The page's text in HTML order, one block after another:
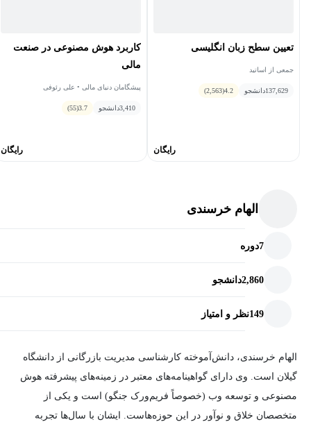
تعیین سطح زبان انگلیسی
جمعی از اساتید
137,629دانشجو 4.2
(2,563)
رایگان
کاربرد هوش‌ مصنوعی در صنعت
مالی
پیشگامان دنیای مالی • علی رئوفی
3,410دانشجو 3.7
(55)
رایگان
الهام خرسندی
7دوره
2,860دانشجو
149نظر و امتیاز
الهام خرسندی، دانش‌آموخته کارشناسی مدیریت بازرگانی از دانشگاه
گیلان است. وی دارای گواهینامه‌های معتبر در زمینه‌های پیشرفته هوش
مصنوعی و توسعه وب (خصوصاً فریم‌ورک جنگو) است و یکی از
متخصصان خلاق و نوآور در این حوزه‌هاست. ایشان با سال‌ها تجربه